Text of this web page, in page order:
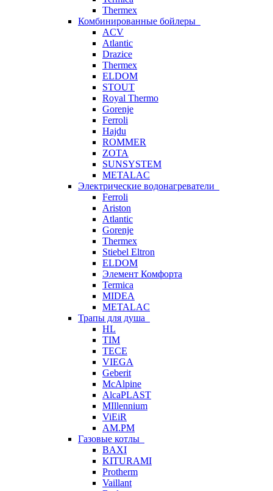
Thermex
Комбинированные бойлеры
ACV
Atlantic
Drazice
Thermex
ELDOM
STOUT
Royal Thermo
Gorenje
Ferroli
Hajdu
ROMMER
ZOTA
SUNSYSTEM
METALAC
Электрические водонагреватели
Ferroli
Ariston
Atlantic
Gorenje
Thermex
Stiebel Eltron
ELDOM
Элемент Комфорта
Termica
MIDEA
METALAC
Трапы для душа
HL
TIM
TECE
VIEGA
Geberit
McAlpine
AlcaPLAST
MIllennium
ViEiR
AM.PM
Газовые котлы
BAXI
KITURAMI
Protherm
Vaillant